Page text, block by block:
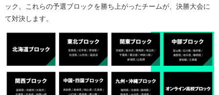
ック。これらの予選ブロックを勝ち上がったチームが、決勝大会に
て対決します。